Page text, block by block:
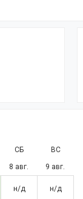
СБ
ВС
8 авг.
9 авг.
н/д н/д